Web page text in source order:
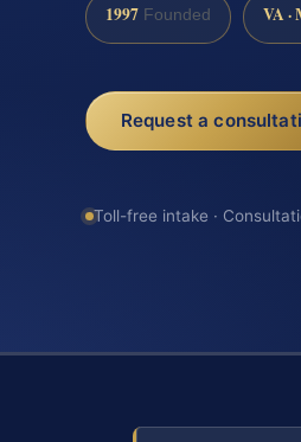
1997 Founded VA ·
Request a
Toll-free intake ·